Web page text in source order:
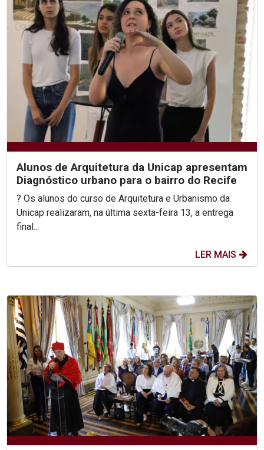
Alunos de Arquitetura da Unicap apresentam
Diagnóstico urbano para o bairro do Recife
? Os alunos do curso de Arquitetura e Urbanismo da
Unicap realizaram, na última sexta-feira 13, a entrega
final...
LER MAIS